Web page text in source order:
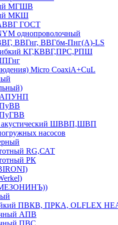
МГШВ
МКШ
АВВГ ГОСТ
однопроволочный
ВВГнг, ВВГбм-Пнг(А)-LS
КГ,КВВГ,ПРС,РПШ
Micro CoaxiA+CuL
АПУНП
ПуВВ
ПуГВВ
акустический ШВВП,ШВП
насосов
RG,САТ
РК
ПВКВ, ПРКА, OLFLEX
АПВ